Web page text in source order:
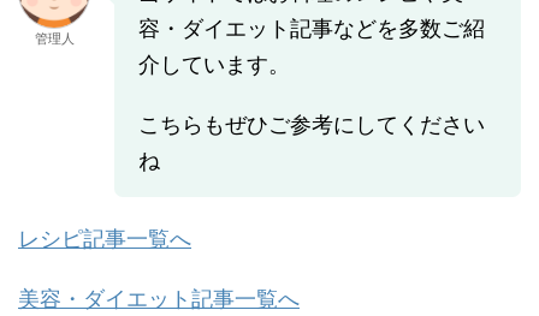
管理人
容・ダイエット記事などを多数ご紹
介しています。
こちらもぜひご参考にしてください
ね
レシピ記事一覧へ
美容・ダイエット記事一覧へ